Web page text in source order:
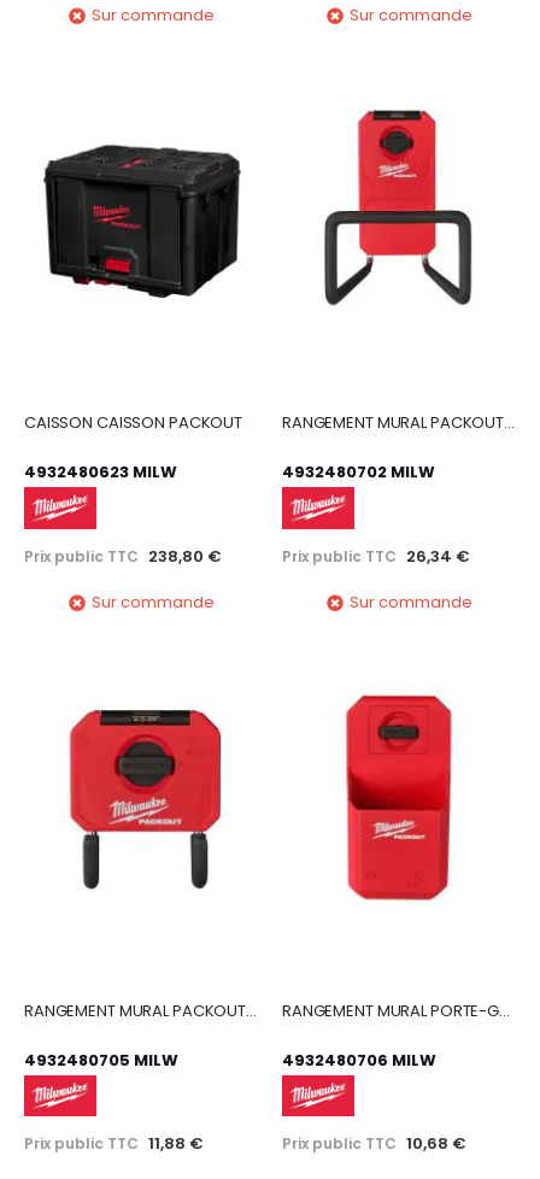
Sur commande
Sur commande
CAISSON CAISSON PACKOUT
4932480623 MILW
Prix public TTC 238,80 €
Sur commande
RANGEMENT MURAL PACKOUT GRAND CROCHET
4932480702 MILW
Prix public TTC 26,34 €
Sur commande
RANGEMENT MURAL PACKOUT PETIT CROCHET COURBE
4932480705 MILW
Prix public TTC 11,88 €
RANGEMENT MURAL PORTE-GOBELET PACKOUT
4932480706 MILW
Prix public TTC 10,68 €